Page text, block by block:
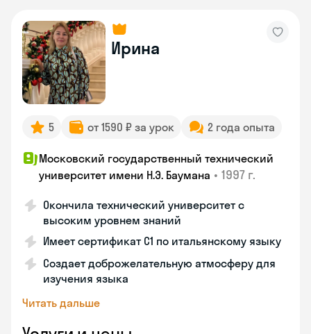
Ирина
5 от 1590 ₽ за урок 2 года опыта
Московский государственный технический
университет имени Н.Э. Баумана • 1997 г.
Окончила технический университет с
высоким уровнем знаний
Имеет сертификат C1 по итальянскому языку
Создает доброжелательную атмосферу для
изучения языка
Читать дальше